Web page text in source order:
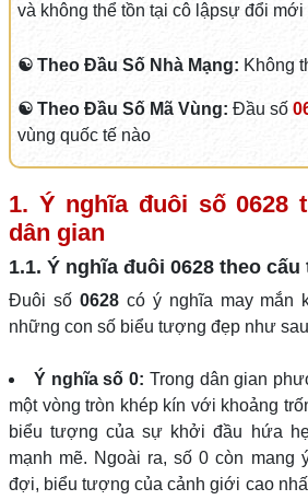
và không thể tồn tại cô lậpsự đổi
☯ Theo Đầu Số Nhà Mạng: Không
☯ Theo Đầu Số Mã Vùng: Đầu số
vùng quốc tế nào
1. Ý nghĩa đuôi số0628
dân gian
1.1. Ý nghĩa đuôi 0628 theo cấu
Đuôi số 0628có ý nghĩa may mắn
những con số biểu tượng đẹp như
Ý nghĩa số 0: Trong dân gian
một vòng tròn khép kín với khoảng
biểu tượng của sự khởi đầu hứa
mạnh mẽ. Ngoài ra, số 0 còn mang
đợi, biểu tượng của cảnh giới cao